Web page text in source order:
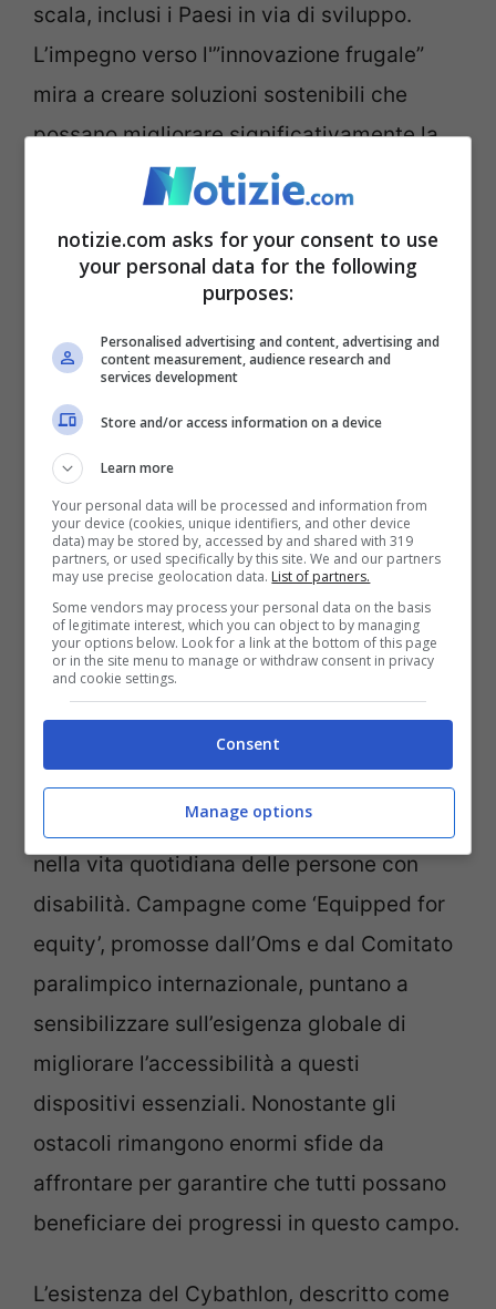
scala, inclusi i Paesi in via di sviluppo.
L’impegno verso l'”innovazione frugale”
mira a creare soluzioni sostenibili che
possano migliorare significativamente la
qualità della vita delle persone con
disabilità in tutto il mondo. Progetti come
AfricaConnect dimostrano l’impegno nella
ricerca di soluzioni praticabili anche dove
le risorse sono limitate.
Via alle protesi Hi-Tech nella vita di tutti i giorni-Ansa-
Notizie.com
Le Paralimpiadi offrono una piattaforma
senza pari per evidenziare l’importanza
della tecnologia assistiva nello sport e
nella vita quotidiana delle persone con
disabilità. Campagne come ‘Equipped for
equity’, promosse dall’Oms e dal Comitato
paralimpico internazionale, puntano a
sensibilizzare sull’esigenza globale di
migliorare l’accessibilità a questi
dispositivi essenziali. Nonostante gli
ostacoli rimangono enormi sfide da
affrontare per garantire che tutti possano
beneficiare dei progressi in questo campo.
L’esistenza del Cybathlon, descritto come
notizie.com asks for your consent to use
your personal data for the following
purposes:
Personalised advertising and content, advertising and
content measurement, audience research and
services development
Store and/or access information on a device
Learn more
Your personal data will be processed and information from
your device (cookies, unique identifiers, and other device
data) may be stored by, accessed by and shared with 319
partners, or used specifically by this site. We and our partners
may use precise geolocation data. List of partners.
Some vendors may process your personal data on the basis
of legitimate interest, which you can object to by managing
your options below. Look for a link at the bottom of this page
or in the site menu to manage or withdraw consent in privacy
and cookie settings.
Consent
Manage options